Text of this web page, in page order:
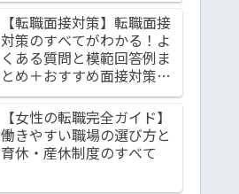
【転職面接対策】転職面接
対策のすべてがわかる！よ
くある質問と模範回答例ま
とめ＋おすすめ面接対策サ
ービス・書籍も紹介
【女性の転職完全ガイド】
働きやすい職場の選び方と
育休・産休制度のすべて